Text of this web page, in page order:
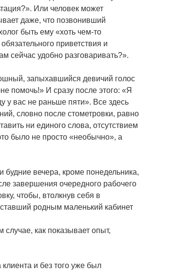
Или человек может
даже, что позвонивший
быть ему «хоть чем-то
приветствия и
сейчас удобно разговаривать?».
запыхавшийся девичий голос
помочь!» И сразу после этого: «Я
у вас не раньше пяти». Все здесь
словно после стометровки, равно
ни единого слова, отсутствием
было не просто «необычно», а
будние вечера, кроме понедельника,
завершения очередного рабочего
чтобы, втолкнув себя в
родным маленький кабинет
как показывает опыт,
и без того уже был